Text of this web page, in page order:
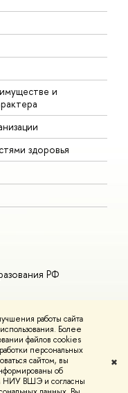
работы сайта
Более
файлов cookies
персональных
сайтом, вы
об
НИУ ВШЭ и согласны
✖
и
здоровья
РФ
Условия